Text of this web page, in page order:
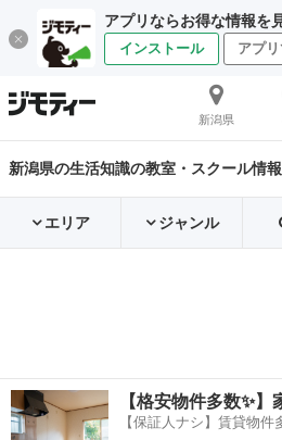
アプリならお得な情報を
インストール アプリ
新潟県
新潟県の生活知識の教室・スクール情報
エリア ジャンル
【格安物件多数✨
【保証人ナシ】賃貸物件